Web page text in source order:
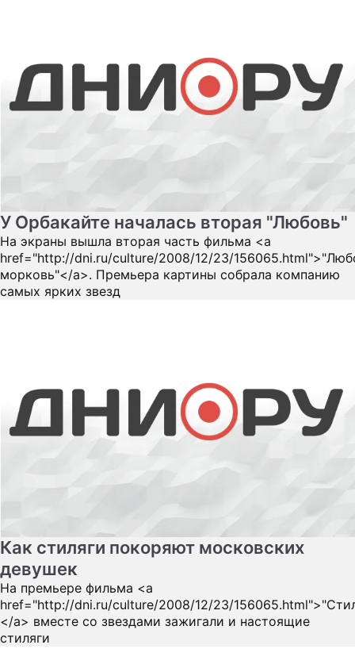
У Орбакайте началась вторая "Любовь"
На экраны вышла вторая часть фильма <a
href="http://dni.ru/culture/2008/12/23/
морковь"</a>. Премьера картины собрала компанию
самых ярких звезд
Как стиляги покоряют московских
девушек
На премьере фильма <a
href="http://dni.ru/culture/2008/12/23/
</a> вместе со звездами зажигали и настоящие
стиляги